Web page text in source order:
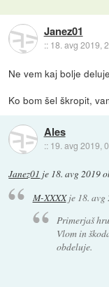
Janez01
:: 18. avg 2019,
Ne vem kaj bolje
Ko bom šel škropit,
Ales
:: 19. avg 2019,
Janez01 je 18. avg 2019
M-XXXXje 18.
Primerjaš
Vlom in
obdeluje.